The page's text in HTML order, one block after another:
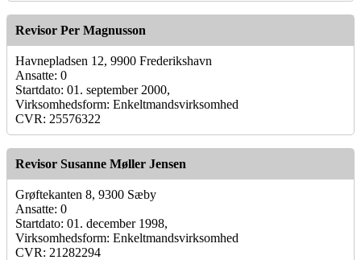
Revisor Per Magnusson
Havnepladsen 12, 9900 Frederikshavn
Ansatte: 0
Startdato: 01. september 2000,
Virksomhedsform: Enkeltmandsvirksomhed
CVR: 25576322
Revisor Susanne Møller Jensen
Grøftekanten 8, 9300 Sæby
Ansatte: 0
Startdato: 01. december 1998,
Virksomhedsform: Enkeltmandsvirksomhed
CVR: 21282294